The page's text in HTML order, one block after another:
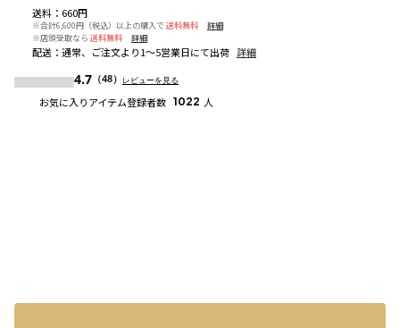
送料 ： 660円
※合計6,600円（税込）以上の購入で 送料無料
詳細
※店頭受取なら 送料無料 詳細
配送 ： 通常、ご注文より1～5営業日にて出荷 詳細
4.7 （48） レビューを見る
お気に入りアイテム登録者数 1022 人